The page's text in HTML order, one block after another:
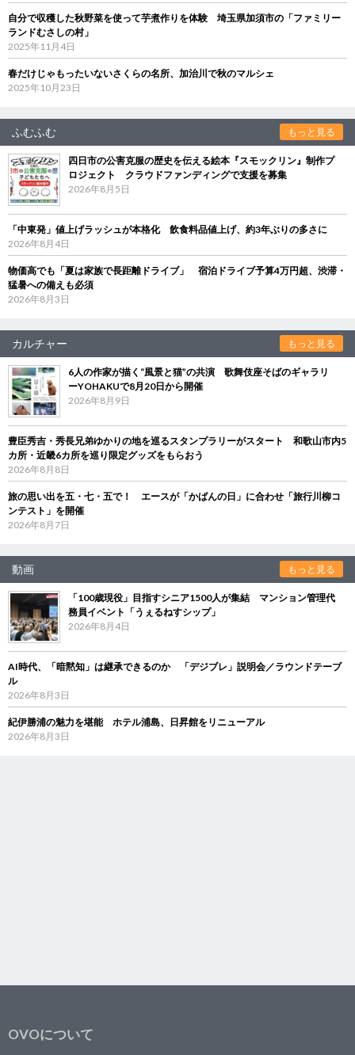
自分で収穫した秋野菜を使って芋煮作りを体験 埼玉県加須市の「ファミリー
ランドむさしの村」
2025年11月4日
春だけじゃもったいないさくらの名所、加治川で秋のマルシェ
2025年10月23日
ふむふむ もっと見る
四日市の公害克服の歴史を伝える絵本『スモックリン』制作プ
ロジェクト クラウドファンディングで支援を募集
2026年8月5日
「中東発」値上げラッシュが本格化 飲食料品値上げ、約3年ぶりの多さに
2026年8月4日
物価高でも「夏は家族で長距離ドライブ」 宿泊ドライブ予算4万円超、渋滞・
猛暑への備えも必須
2026年8月3日
カルチャー もっと見る
6人の作家が描く“風景と猫”の共演 歌舞伎座そばのギャラリ
ーYOHAKUで8月20日から開催
2026年8月9日
豊臣秀吉・秀長兄弟ゆかりの地を巡るスタンプラリーがスタート 和歌山市内5
カ所・近畿6カ所を巡り限定グッズをもらおう
2026年8月8日
旅の思い出を五・七・五で！ エースが「かばんの日」に合わせ「旅行川柳コ
ンテスト」を開催
2026年8月7日
動画 もっと見る
「100歳現役」目指すシニア1500人が集結 マンション管理代
務員イベント「うぇるねすシップ」
2026年8月4日
AI時代、「暗黙知」は継承できるのか 「デジブレ」説明会／ラウンドテーブ
ル
2026年8月3日
紀伊勝浦の魅力を堪能 ホテル浦島、日昇館をリニューアル
2026年8月3日
OVOについて